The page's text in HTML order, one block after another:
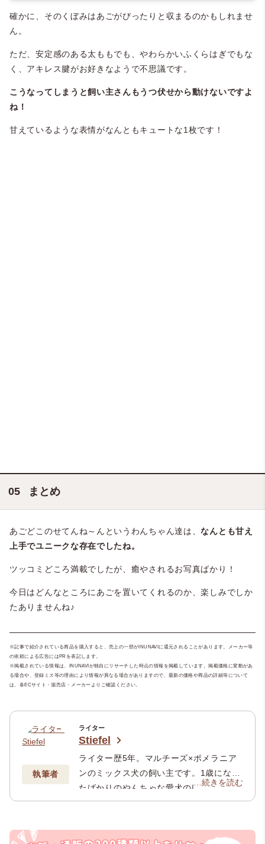
確かに、そのくぼみはあごがぴったりと収まるのかもしれませ
ん。
ただ、安定感のある太ももでも、やわらかいふくらはぎでもな
く、アキレス腱がお好きなようで不思議です。
こうなってしまうと飼い主さんもうつ伏せから動けないですよ
ね！
甘えているような表情がなんともキュートな1枚です！
まとめ
あごどこのせてんね～んというわんちゃん達は、なんとも甘え
上手でユニークな存在でしたね。
ツッコミどころ満載でしたが、癒やされるお写真ばかり！
今日はどんなところにあごを置いてくれるのか、楽しみでしか
たありませんね♪
※記事で紹介されている商品を購入すると、売上の一部がINUNAVIに還元されることがあります。メーカー等
の依頼による広告にはPRを表記します。
※掲載されている情報は、INUNAVIが独自にリサーチした時点の情報を掲載しています。掲載価格に変動があ
る場合や、登録ミス等の理由により情報が異なる場合がありますので、最新の価格や商品の詳細等について
は、各ECサイト・販売店・メーカーよりご確認ください。
執筆者
ライター
Stiefel
ライター歴5年。マルチーズ×ポメラニア
ンのミックス犬の飼い主です。1歳になっ
たばかりのやんちゃな愛犬の躾について
悩みながら初めてのわんことの生活に奮
愛おしく思えて不思議です！
…続きを読む